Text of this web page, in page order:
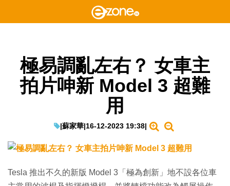
極易調亂左右？ 女車主
拍片呻新 Model 3 超難
用
|蘇家華|16-12-2023 19:38|
Tesla 推出不久的新版 Model 3「極為創新」地不設各位車